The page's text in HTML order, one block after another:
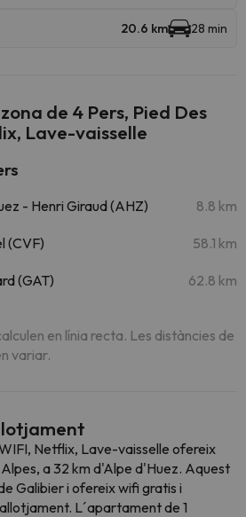
20.6 km 28 min
de 4 Pers, Pied Des
Lave-vaisselle
- Henri Giraud (AHZ) 8.8 km
(CVF) 58.1 km
(GAT) 62.8 km
en línia recta. Les distàncies de
variar.
Netflix, Lave-vaisselle ofereix
a 32 km d'Alpe d'Huez. Aquest
Galibier i ofereix wifi gratis i
L´apartament de 1